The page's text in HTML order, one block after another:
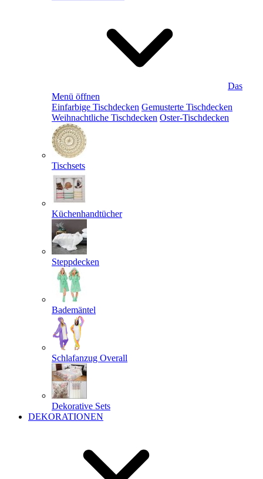
Das
Menü öffnen
Einfarbige Tischdecken Gemusterte Tischdecken
Weihnachtliche Tischdecken Oster-Tischdecken
Tischsets
Küchenhandtücher
Steppdecken
Bademäntel
Schlafanzug Overall
Dekorative Sets
DEKORATIONEN